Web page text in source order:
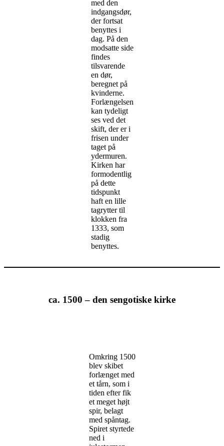
med den
indgangsdør,
der fortsat
benyttes i
dag. På den
modsatte side
findes
tilsvarende
en dør,
beregnet på
kvinderne.
Forlængelsen
kan tydeligt
ses ved det
skift, der er i
frisen under
taget på
ydermuren.
Kirken har
formodentlig
på dette
tidspunkt
haft en lille
tagrytter til
klokken fra
1333, som
stadig
benyttes.
ca. 1500 – den sengotiske kirke
Omkring 1500
blev skibet
forlænget med
et tårn, som i
tiden efter fik
et meget højt
spir, belagt
med spåntag.
Spiret styrtede
ned i